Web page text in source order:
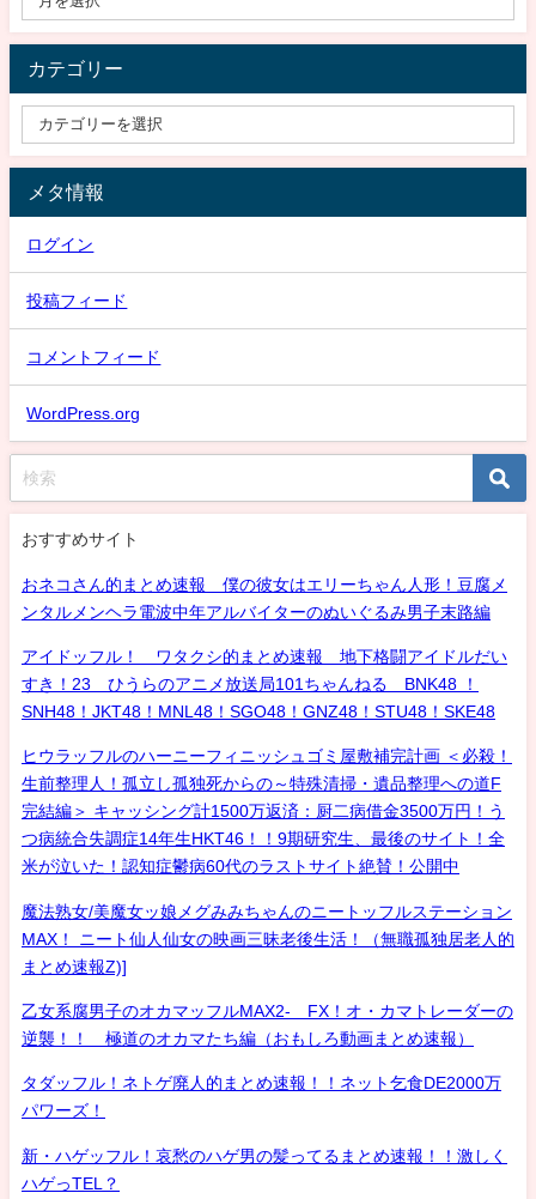
カテゴリー
メタ情報
ログイン
投稿フィード
コメントフィード
WordPress.org
おすすめサイト
おネコさん的まとめ速報 僕の彼女はエリーちゃん人形！豆腐メ
ンタルメンヘラ電波中年アルバイターのぬいぐるみ男子末路編
アイドッフル！ ワタクシ的まとめ速報 地下格闘アイドルだい
すき！23 ひうらのアニメ放送局101ちゃんねる BNK48 ！
SNH48！JKT48！MNL48！SGO48！GNZ48！STU48！SKE48
ヒウラッフルのハーニーフィニッシュゴミ屋敷補完計画 ＜必殺！
生前整理人！孤立し孤独死からの～特殊清掃・遺品整理への道F
完結編＞ キャッシング計1500万返済：厨二病借金3500万円！う
つ病統合失調症14年生HKT46！！9期研究生、最後のサイト！全
米が泣いた！認知症鬱病60代のラストサイト絶賛！公開中
魔法熟女/美魔女ッ娘メグみみちゃんのニートッフルステーション
MAX！ ニート仙人仙女の映画三昧老後生活！（無職孤独居老人的
まとめ速報Z)]
乙女系腐男子のオカマッフルMAX2- FX！オ・カマトレーダーの
逆襲！！ 極道のオカマたち編（おもしろ動画まとめ速報）
タダッフル！ネトゲ廃人的まとめ速報！！ネット乞食DE2000万
パワーズ！
新・ハゲッフル！哀愁のハゲ男の髪ってるまとめ速報！！激しく
ハゲっTEL？